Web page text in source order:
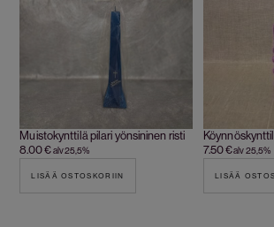
Muistokynttilä pilari yönsininen risti
8.00€alv 25,5%
LISÄÄ OSTOSKORIIN
7.50€alv 25,5%
LISÄÄ